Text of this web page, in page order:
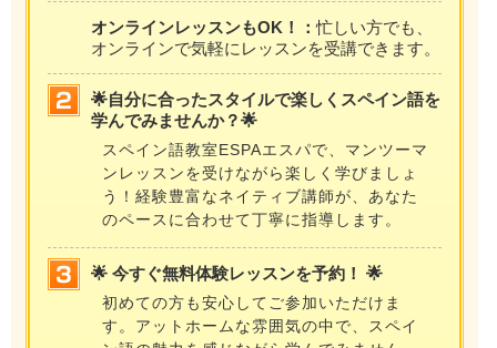
オンラインレッスンもOK！：忙しい方でも、
オンラインで気軽にレッスンを受講できます。
🌟自分に合ったスタイルで楽しくスペイン語を
学んでみませんか？🌟
スペイン語教室ESPAエスパで、マンツーマ
ンレッスンを受けながら楽しく学びましょ
う！経験豊富なネイティブ講師が、あなた
のペースに合わせて丁寧に指導します。
🌟 今すぐ無料体験レッスンを予約！ 🌟
初めての方も安心してご参加いただけま
す。アットホームな雰囲気の中で、スペイ